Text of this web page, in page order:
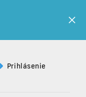
Prihlásenie